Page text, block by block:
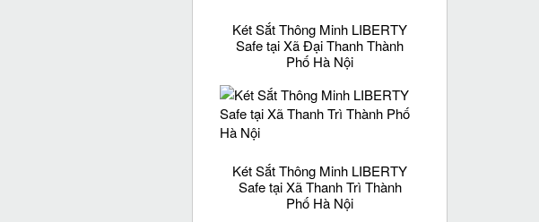
Két Sắt Thông Minh LIBERTY
Safe tại Xã Đại Thanh Thành
Phố Hà Nội
Két Sắt Thông Minh LIBERTY
Safe tại Xã Thanh Trì Thành
Phố Hà Nội